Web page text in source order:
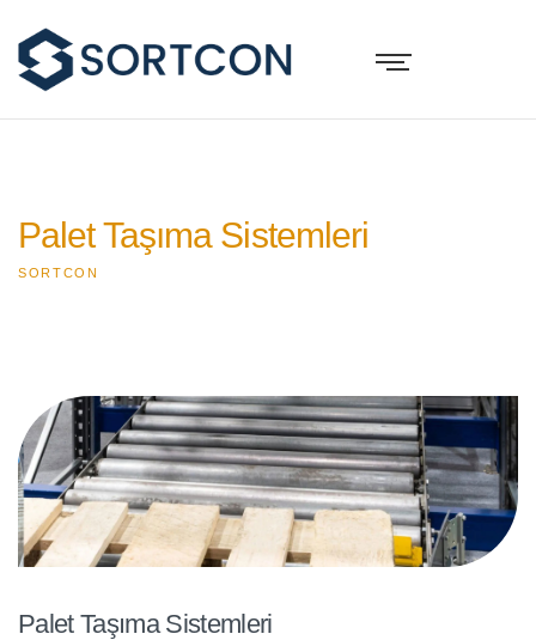
Palet Taşıma Sistemleri
SORTCON
Palet Taşıma Sistemleri